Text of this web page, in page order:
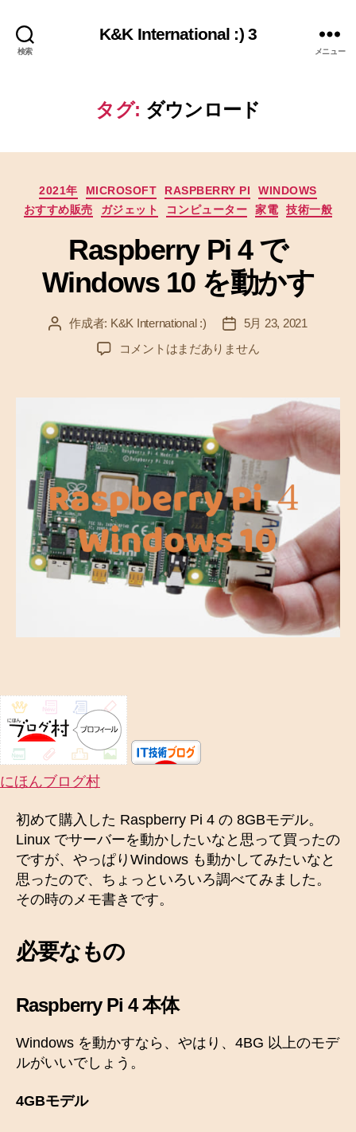
検索
K&K International :) 3
メニュー
タグ: ダウンロード
カ
テ
リ
ー
2021年 MICROSOFT RASPBERRY PI
WINDOWS
おすすめ販売
ガジェット コンピューター 家電 技術一般
Raspberry Pi 4 で
Windows 10 を動かす
投 作成者: K&K International :)
投
稿
日
5月 23, 2021
R
p
e
r
r
y
P
i
4
で
W
1
0
を
動
か
の
コメントはまだありません
にほんブログ村
初めて購入した Raspberry Pi 4 の 8GBモデル。
Linux でサーバーを動かしたいなと思って買ったの
ですが、やっぱりWindows も動かしてみたいなと
思ったので、ちょっといろいろ調べてみました。
その時のメモ書きです。
必要なもの
Raspberry Pi 4 本体
Windows を動かすなら、やはり、4BG 以上のモデ
ルがいいでしょう。
4GBモデル